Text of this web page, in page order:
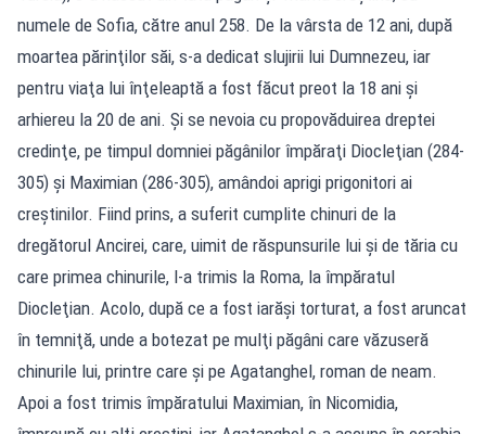
numele de Sofia, către anul 258. De la vârsta de 12 ani, după
moartea părinţilor săi, s-a dedicat slujirii lui Dumnezeu, iar
pentru viaţa lui înţeleaptă a fost făcut preot la 18 ani şi
arhiereu la 20 de ani. Şi se nevoia cu propovăduirea dreptei
credinţe, pe timpul domniei păgânilor împăraţi Diocleţian (284-
305) şi Maximian (286-305), amândoi aprigi prigonitori ai
creştinilor. Fiind prins, a suferit cumplite chinuri de la
dregătorul Ancirei, care, uimit de răspunsurile lui şi de tăria cu
care primea chinurile, l-a trimis la Roma, la împăratul
Diocleţian. Acolo, după ce a fost iarăşi torturat, a fost aruncat
în temniţă, unde a botezat pe mulţi păgâni care văzuseră
chinurile lui, printre care şi pe Agatanghel, roman de neam.
Apoi a fost trimis împăratului Maximian, în Nicomidia,